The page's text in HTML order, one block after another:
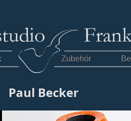
Zubehör
Paul Becker